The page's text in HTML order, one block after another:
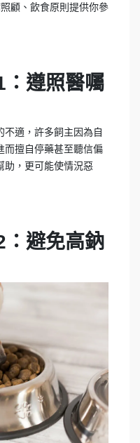
顧、飲食原則提供你參
：遵照醫囑
不適，許多飼主因為自
而擅自停藥甚至聽信偏
助，更可能使情況惡
：避免高鈉